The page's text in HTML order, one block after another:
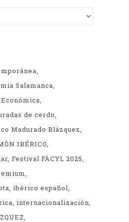
Salamanca
de cerdo
Madurado Blázquez
IBÉRICO
Festival FÀCYL 2025
ibérico español
internacionalización